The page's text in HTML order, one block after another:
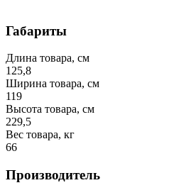
Габариты
Длина товара, см
125,8
Ширина товара, см
119
Высота товара, см
229,5
Вес товара, кг
66
Производитель